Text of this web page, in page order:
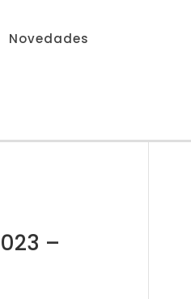
Novedades
–